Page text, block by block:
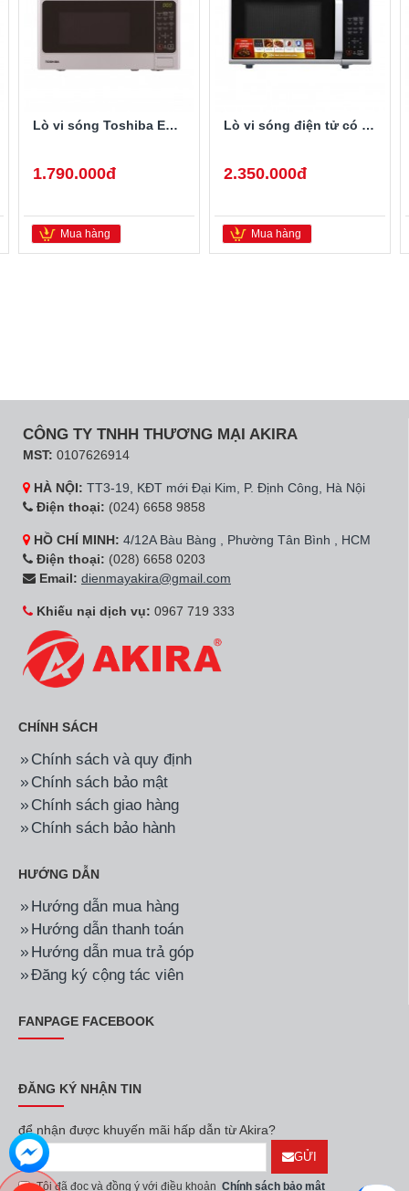
Lò vi sóng Toshiba ER-SGS20
1.790.000đ
Mua hàng
Lò vi sóng điện tử có nướng Toshiba ER-SGS23(S1)VN
2.350.000đ
Mua hàng
CÔNG TY TNHH THƯƠNG MẠI AKIRA
MST: 0107626914
HÀ NỘI: TT3-19, KĐT mới Đại Kim, P. Định Công, Hà Nội
Điện thoại: (024) 6658 9858
HỒ CHÍ MINH: 4/12A Bàu Bàng , Phường Tân Bình , HCM
Điện thoại: (028) 6658 0203
Email: dienmayakira@gmail.com
Khiếu nại dịch vụ: 0967 719 333
CHÍNH SÁCH
Chính sách và quy định
Chính sách bảo mật
Chính sách giao hàng
Chính sách bảo hành
HƯỚNG DẪN
Hướng dẫn mua hàng
Hướng dẫn thanh toán
Hướng dẫn mua trả góp
Đăng ký cộng tác viên
FANPAGE FACEBOOK
ĐĂNG KÝ NHẬN TIN
để nhận được khuyến mãi hấp dẫn từ Akira?
GỬI
Tôi đã đọc và đồng ý với điều khoản Chính sách bảo mật